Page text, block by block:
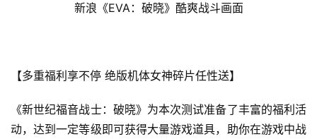
0
5
第
新浪《EVA：破晓》酷爽战斗画面
【多重福利享不停 绝版机体女神碎片任性送】
《新世纪福音战士：破晓》为本次测试准备了丰富的福利活
动，达到一定等级即可获得大量游戏道具，助你在游戏中战